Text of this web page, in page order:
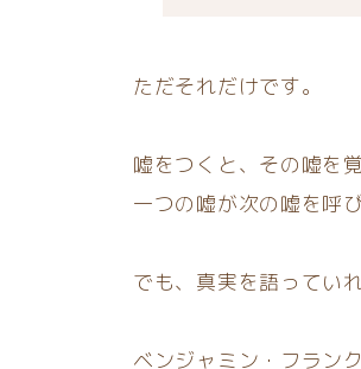
ただそれだけです。
嘘をつくと、その嘘を
一つの嘘が次の嘘を呼
でも、真実を語ってい
ベンジャミン・フラン